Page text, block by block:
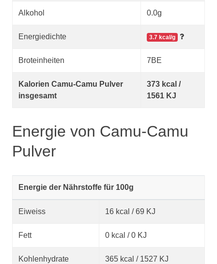
Alkohol 0.0g
Energiedichte 3.7 kcal/g
Broteinheiten 7BE
Kalorien Camu-Camu Pulver
insgesamt
373 kcal /
1561 KJ
Energie von Camu-Camu
Pulver
Energie der Nährstoffe für 100g
Eiweiss 16 kcal / 69 KJ
Fett 0 kcal / 0 KJ
Kohlenhydrate 365 kcal / 1527 KJ